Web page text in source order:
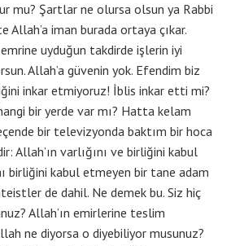
mu? Şartlar ne olursa olsun ya Rabbi
Allah’a iman burada ortaya çıkar.
uyduğun takdirde işlerin iyi
Allah’a güvenin yok. Efendim biz
inkar etmiyoruz! İblis inkar etti mi?
bir yerde var mı? Hatta kelam
bir televizyonda baktım bir hoca
Allah’ın varlığını ve birliğini kabul
birliğini kabul etmeyen bir tane adam
de dahil. Ne demek bu. Siz hiç
Allah’ın emirlerine teslim
ne diyorsa o diyebiliyor musunuz?